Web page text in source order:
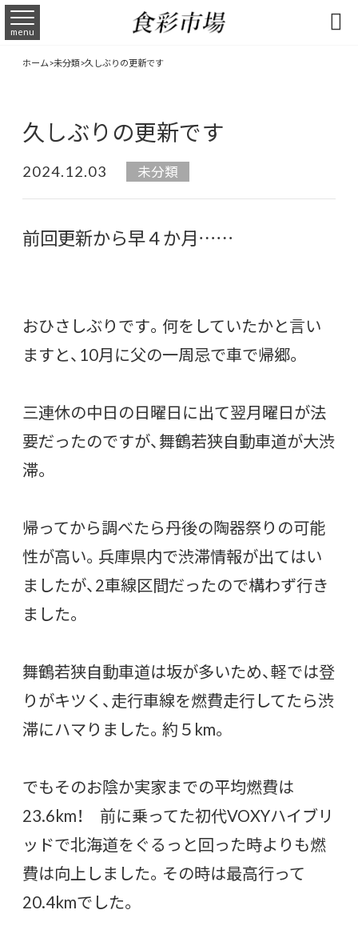
menu 
ホーム>未分類>久しぶりの更新です
久しぶりの更新です
2024.12.03 未分類
前回更新から早４か月……
おひさしぶりです。何をしていたかと言い
ますと、10月に父の一周忌で車で帰郷。
三連休の中日の日曜日に出て翌月曜日が法
要だったのですが、舞鶴若狭自動車道が大渋
滞。
帰ってから調べたら丹後の陶器祭りの可能
性が高い。兵庫県内で渋滞情報が出てはい
ましたが、2車線区間だったので構わず行き
ました。
舞鶴若狭自動車道は坂が多いため、軽では登
りがキツく、走行車線を燃費走行してたら渋
滞にハマりました。約５km。
でもそのお陰か実家までの平均燃費は
23.6km！ 前に乗ってた初代VOXYハイブリ
ッドで北海道をぐるっと回った時よりも燃
費は向上しました。その時は最高行って
20.4kmでした。